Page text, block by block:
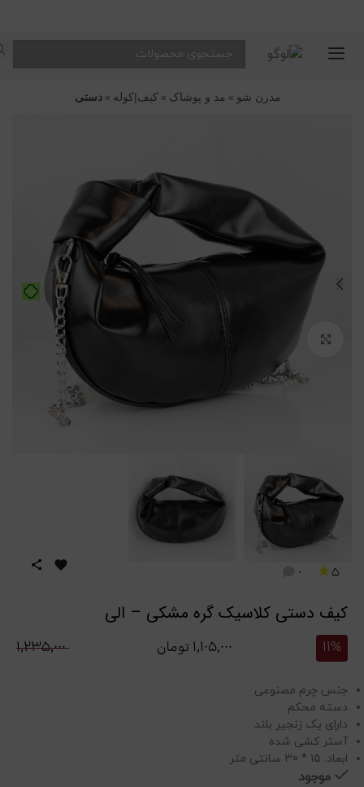
مدرن شو » مد و پوشاک » کیف|کوله » دستی
برای بزرگنمایی کلیک کنید
5
★
کیف دستی کلاسیک گره مشکی – الی
۱,۲۳۵,۰۰۰ ۱,۱۰۵,۰۰۰ تومان 11%
جنس چرم مصنوعی
دسته محکم
دارای یک زنجیر بلند
آستر کشی شده
ابعاد: 15 * 30 سانتی متر
موجود
محصولات